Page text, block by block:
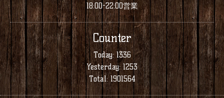
18:00-22:00営業
Counter
Today:1336
Yesterday:1253
Total:1901564